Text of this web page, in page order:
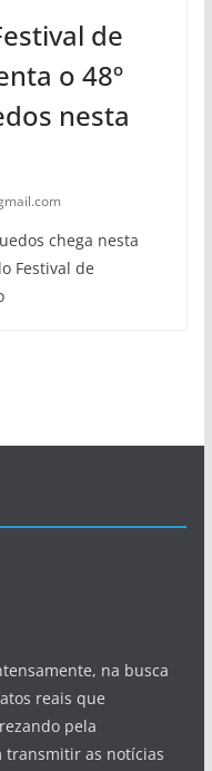
de
o 48º
nesta
chega nesta
Festival de
na busca
reais que
pela
as notícias